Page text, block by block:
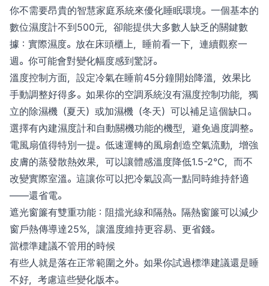
你不需要昂貴的智慧家庭系統來優化睡眠環境。一個基本的
數位濕度計不到500元，卻能提供大多數人缺乏的關鍵數
據：實際濕度。放在床頭櫃上，睡前看一下，連續觀察一
週。你可能會對變化幅度感到驚訝。
溫度控制方面，設定冷氣在睡前45分鐘開始降溫，效果比
手動調整好得多。如果你的空調系統沒有濕度控制功能，獨
立的除濕機（夏天）或加濕機（冬天）可以補足這個缺口。
選擇有內建濕度計和自動關機功能的機型，避免過度調整。
電風扇值得特別一提。低速運轉的風扇創造空氣流動，增強
皮膚的蒸發散熱效果，可以讓體感溫度降低1.5-2°C，而不
改變實際室溫。這讓你可以把冷氣設高一點同時維持舒適
——還省電。
遮光窗簾有雙重功能：阻擋光線和隔熱。隔熱窗簾可以減少
窗戶熱傳導達25%，讓溫度維持更容易、更省錢。
當標準建議不管用的時候
有些人就是落在正常範圍之外。如果你試過標準建議還是睡
不好，考慮這些變化版本。